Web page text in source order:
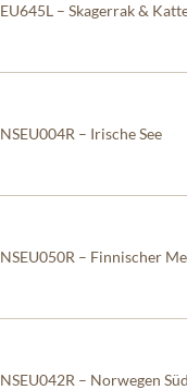
EU645L – Skagerrak &
NSEU004R – Irische See
NSEU050R – Finnischer
NSEU042R – Norwegen